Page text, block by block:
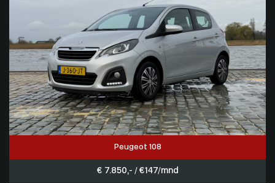
Peugeot 108
€ 7.850,- / € 147/mnd